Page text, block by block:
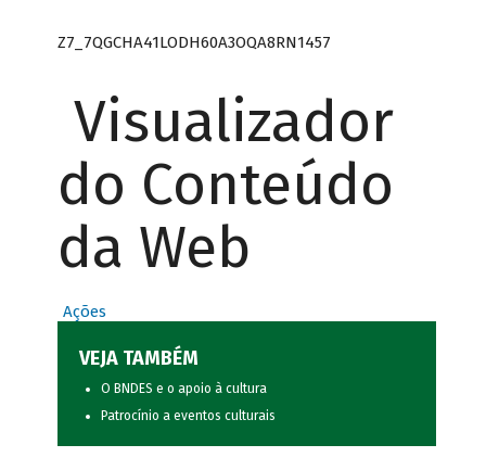
Z7_7QGCHA41LODH60A3OQA8RN1457
Visualizador
do Conteúdo
da Web
Ações
VEJA TAMBÉM
O BNDES e o apoio à cultura
Patrocínio a eventos culturais